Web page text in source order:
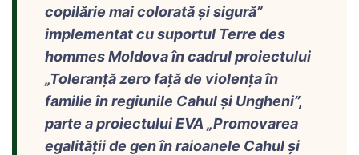
copilărie mai colorată și sigură”
implementat cu suportul Terre des
hommes Moldova în cadrul proiectului
„Toleranță zero față de violența în
familie în regiunile Cahul și Ungheni”,
parte a proiectului EVA „Promovarea
egalității de gen în raioanele Cahul și